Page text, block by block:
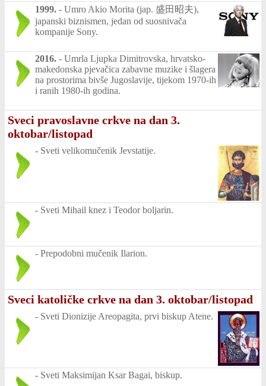
1999. - Umro Akio Morita (jap. 盛田昭夫),
japanski biznismen, jedan od suosnivača
kompanije Sony.
2016. - Umrla Ljupka Dimitrovska, hrvatsko-
makedonska pjevačica zabavne muzike i šlagera
na prostorima bivše Jugoslavije, tijekom 1970-ih
i ranih 1980-ih godina.
Sveci pravoslavne crkve na dan 3.
oktobar/listopad
- Sveti velikomučenik Jevstatije.
- Sveti Mihail knez i Teodor boljarin.
- Prepodobni mučenik Ilarion.
Sveci katoličke crkve na dan 3. oktobar/listopad
- Sveti Dionizije Areopagita, prvi biskup Atene.
- Sveti Maksimijan Ksar Bagai, biskup.